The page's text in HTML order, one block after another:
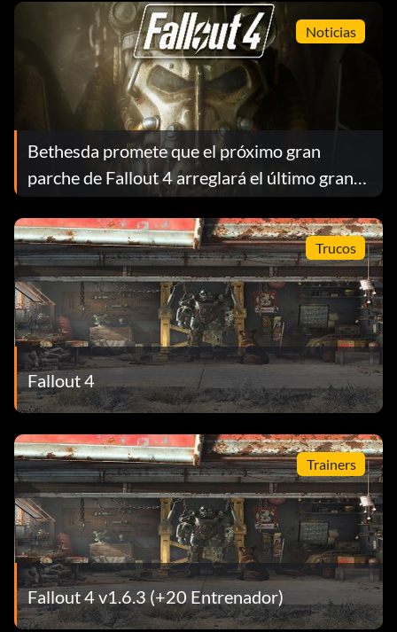
Noticias
Bethesda promete que el próximo gran
parche de Fallout 4 arreglará el último gran
parche
Trucos
Fallout 4
Trainers
Fallout 4 v1.6.3 (+20 Entrenador)